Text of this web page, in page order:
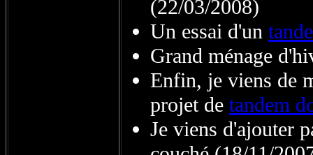
(22/03/2008)
Un essai d'un
Grand ménage
Enfin, je viens de
projet de tandem
Je viens d'ajouter